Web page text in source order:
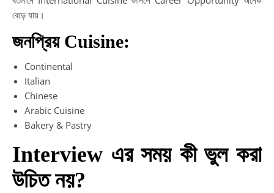
বেড়ে যায়।
জনপ্রিয় Cuisine:
Continental
Italian
Chinese
Arabic Cuisine
Bakery & Pastry
Interview এর সময় কী ভুল করা
উচিত নয়?